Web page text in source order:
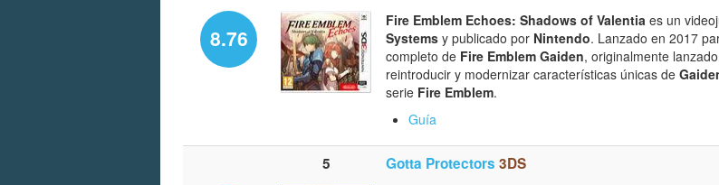
8.76
Fire Emblem Echoes: Shadows of Valentia es un
Systems y publicado por Nintendo. Lanzado en 2017
completo de Fire Emblem Gaiden, originalmente
reintroducir y modernizar características únicas de
serie Fire Emblem.
Guía
5 Gotta Protectors 3DS